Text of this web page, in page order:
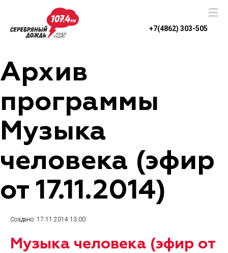
+7(4862) 303-505
Архив
программы
Музыка
человека (эфир
от 17.11.2014)
Создано: 17.11.2014 13:00
Музыка человека (эфир от